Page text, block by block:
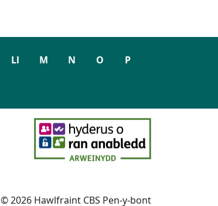
Ll M N O P
© 2026 Hawlfraint CBS Pen-y-bont